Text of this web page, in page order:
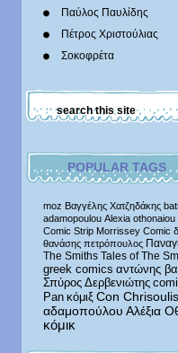
Παύλος Παυλίδης
Πέτρος Χριστούλιας
Σοκοφρέτα
POPULAR TAGS
moz Βαγγέλης Χατζηδάκης
adamopoulou Alexia othonaiou
Comic Strip Morrissey Comic
θανάσης πετρόπουλος
The Smiths Tales of The
greek comics αντώνης
Σπύρος Δερβενιώτης
Pan κόμιξ Con Chrisoulis
αδαμοπούλου Αλέξια
κόμικ